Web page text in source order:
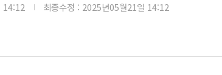
[사
이
14:12 최종수정 : 2025년05월21일 14:12